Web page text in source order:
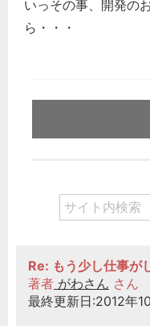
いっその事、開発の
ら・・・
Re: もう少し仕事が
著者 がわさん さん
最終更新日:2012年
どのカテ
税務経
企業法
総務の
秘書の